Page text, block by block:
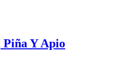
Piña Y Apio